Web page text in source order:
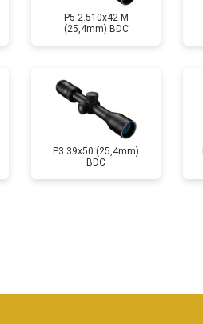
P5 2.510x42 M
(25,4mm) BDC
P3 39x50 (25,4mm)
BDC